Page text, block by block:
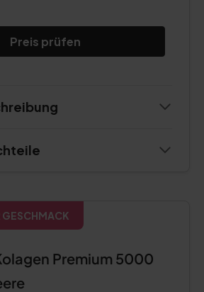
Preis prüfen
GESCHMACK
Premium 5000